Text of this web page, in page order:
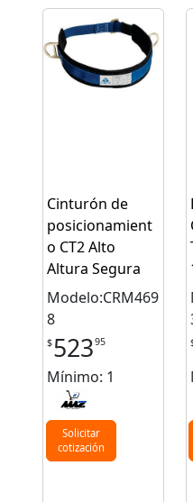
Cinturón de
posicionamient
o CT2 Alto
Altura Segura
Modelo:CRM469
8
$52395
Mínimo: 1
Solicitar
cotización